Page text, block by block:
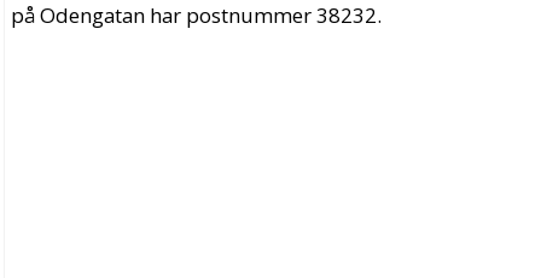
på Odengatan har postnummer 38232.